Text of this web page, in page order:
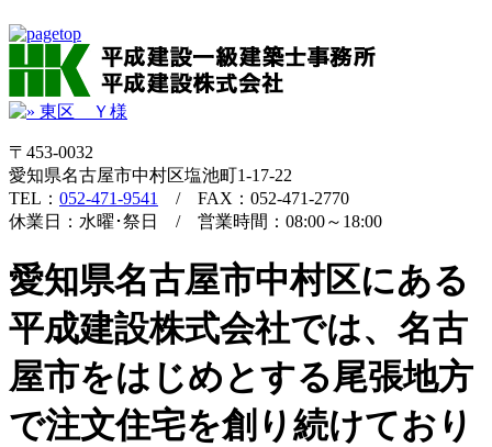
〒453-0032
愛知県名古屋市中村区塩池町1-17-22
TEL： 052-471-9541
/ FAX：052-471-2770
休業日：水曜･祭日 / 営業時間：08:00～18:00
愛知県名古屋市中村区にある
平成建設株式会社では、名古
屋市をはじめとする尾張地方
で注文住宅を創り続けており